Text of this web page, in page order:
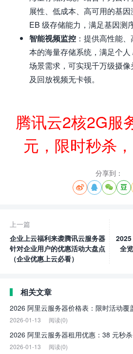
展性、低成本、高可用的基
EB 级存储能力，满足基因测
智能视频监控 ：提供高性能
本的海量存储系统，满足个
场景需求，可实现千万级摄
及回放视频无卡顿。
腾讯云2核2G服
元，限时秒杀
分享到：
   
上一篇
企业上云福利来袭腾讯云服务器
针对企业用户的优惠活动大盘点
（企业优惠上云必看）
全
相关文章
2026 阿里云服务器价格表：限时活动覆
2026-01-13 阅读(0)
2026 阿里云服务器租用优惠：38 元秒
2026-01-13 阅读(0)